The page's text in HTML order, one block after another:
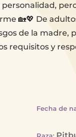
🏡💖 De
de la madre,
requisitos y
Fecha de